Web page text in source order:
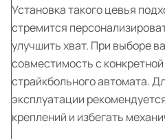
Установка такого цевья
стремится
улучшить хват. При выборе
совместимость с
страйкбольного автомата.
эксплуатации
креплений и избегать